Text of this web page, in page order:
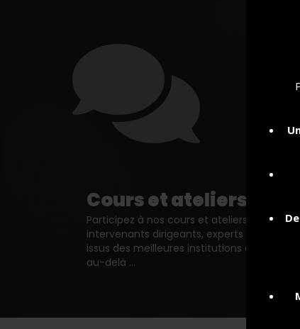
Cours et ateliers
Participez à nos cours et ateliers animés
intervenants dirigeants, experts et
issus des meilleures institutions de la
au-delà ...